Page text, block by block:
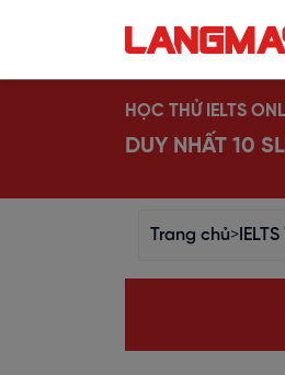
HỌC THỬ IELTS
DUY NHẤT 10
Trang chủ>